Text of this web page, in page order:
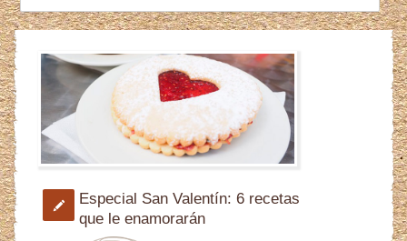
Especial San Valentín: 6 recetas
que le enamorarán